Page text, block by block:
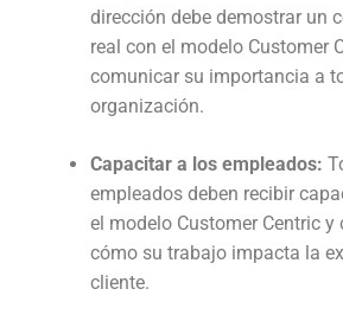
dirección debe demostrar un
real con el modelo Customer
comunicar su importancia a
organización.
Capacitar a los empleados:
empleados deben recibir
el modelo Customer Centric y
cómo su trabajo impacta la
cliente.